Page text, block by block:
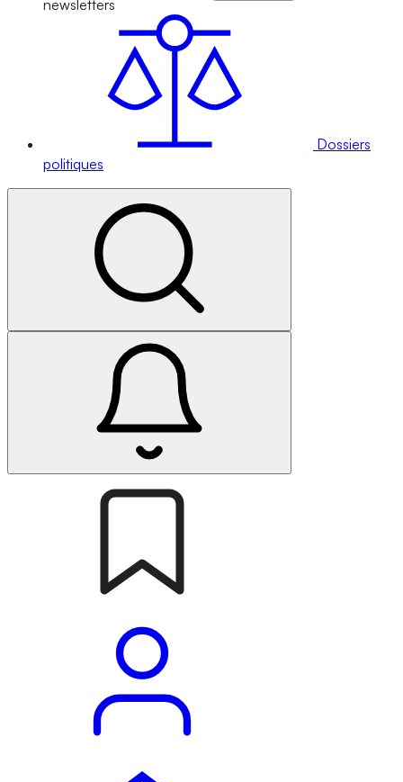
newsletters
Dossiers
politiques